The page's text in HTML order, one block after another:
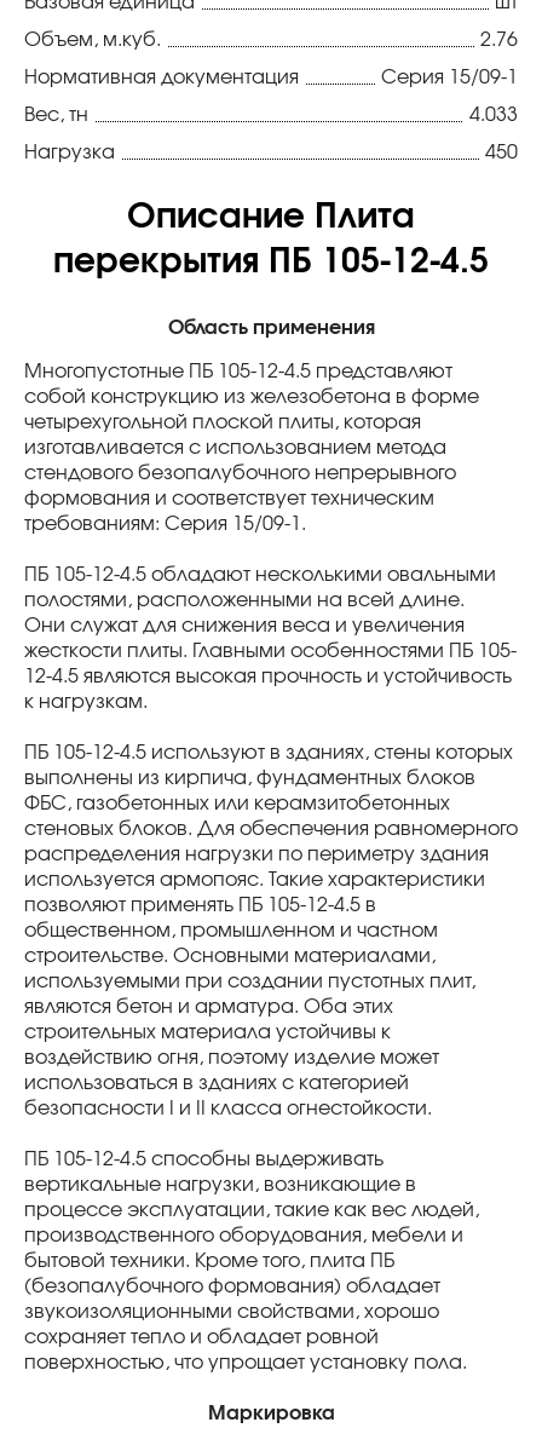
Объем, м.куб.
2.76
Нормативная документация
Серия 15/09-1
Вес, тн
4.033
Нагрузка
450
Описание Плита
перекрытия ПБ 105-12-4.5
Область применения
Многопустотные ПБ 105-12-4.5 представляют
собой конструкцию из железобетона в форме
четырехугольной плоской плиты, которая
изготавливается с использованием метода
стендового безопалубочного непрерывного
формования и соответствует техническим
требованиям: Серия 15/09-1.
ПБ 105-12-4.5 обладают несколькими овальными
полостями, расположенными на всей длине.
Они служат для снижения веса и увеличения
жесткости плиты. Главными особенностями ПБ 105-
12-4.5 являются высокая прочность и устойчивость
к нагрузкам.
ПБ 105-12-4.5 используют в зданиях, стены которых
выполнены из кирпича, фундаментных блоков
ФБС, газобетонных или керамзитобетонных
стеновых блоков. Для обеспечения равномерного
распределения нагрузки по периметру здания
используется армопояс. Такие характеристики
позволяют применять ПБ 105-12-4.5 в
общественном, промышленном и частном
строительстве. Основными материалами,
используемыми при создании пустотных плит,
являются бетон и арматура. Оба этих
строительных материала устойчивы к
воздействию огня, поэтому изделие может
использоваться в зданиях с категорией
безопасности I и II класса огнестойкости.
ПБ 105-12-4.5 способны выдерживать
вертикальные нагрузки, возникающие в
процессе эксплуатации, такие как вес людей,
производственного оборудования, мебели и
бытовой техники. Кроме того, плита ПБ
(безопалубочного формования) обладает
звукоизоляционными свойствами, хорошо
сохраняет тепло и обладает ровной
поверхностью, что упрощает установку пола.
Маркировка